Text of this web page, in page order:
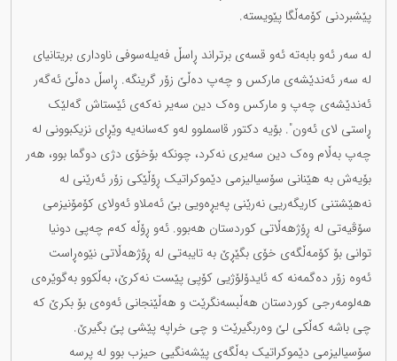
پێشبردنی کۆمەڵگا پێویستە.
لە سەر ئەو بابەتە ئەو قسەی برتراند ڕاسڵ فەیلەسوفی ناوداری بریتانیای
لە سەر ئەندێشەی مارکس و چەپ دەڵێ زۆر گرینگە. ڕاسڵ دەڵێ ئەگەر
ئەندێشەی چەپ و مارکس وەک دین سەیر نەکەی ئێستاش گەلێک
ڕاستی لای ئەون". بۆیە دکتور قاسملوو لەو کەسانەیە وێڕای نزیکبوونی لە
چەپ بەڵام وەک دین سەیری نەکرد، چونکە بۆخۆی دژی دوگما بوو، هەر
بۆیەش بە هێنانی سۆسیالیزمی دێموکراتیک ڕۆڵێکی زۆر ئەرێنی لە
نەهێشتنی کاریگەریی نەرێنی پەیڕەویی بێ ئەملاو ئەولای کۆمۆنیزمی
سۆڤیەتی لە ڕۆژهەڵاتی کوردستان هەبوو. ئەو ڕۆڵە کەم چەپی دونیا
توانی بۆ کۆمەڵگەی خۆی بگێڕێ بە تایبەتی لە ڕۆژهەڵاتی نێوەڕاست
ئەوە زۆر دەگمەنە کە ئایدۆلۆژیی کۆپی پێست نەکرێ، بەڵکوو بەگوێرەی
هەلومەرجی کوردستان هەڵبسەنگرێت و هەڵێنجانی ئەوەی بۆ بکرێ کە
چی باشە کەڵکی لێ وەربگیرێت و چی خراپە پێشی پێ بگیرێ.
سۆسیالیزمی دێموکراتیک بەڵگەی پێشەنگیی حیزب بوو لە پرسە